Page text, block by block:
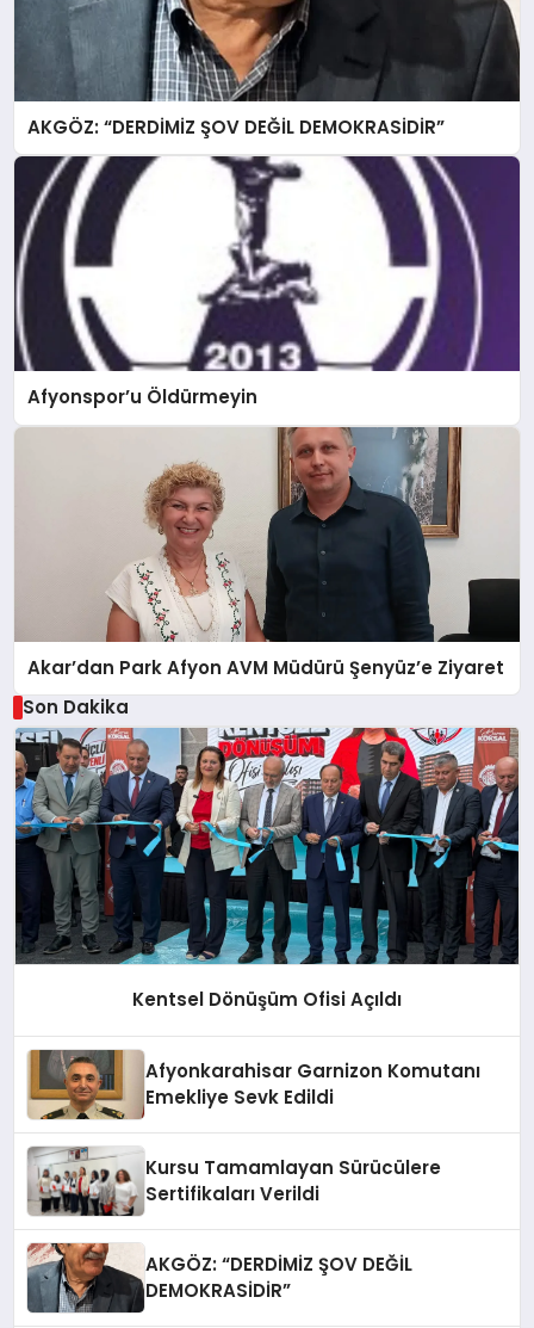
AKGÖZ: “DERDİMİZ ŞOV DEĞİL DEMOKRASİDİR”
Afyonspor’u Öldürmeyin
Akar’dan Park Afyon AVM Müdürü Şenyüz’e Ziyaret
Son Dakika
Kentsel Dönüşüm Ofisi Açıldı
Afyonkarahisar Garnizon Komutanı
Emekliye Sevk Edildi
Kursu Tamamlayan Sürücülere
Sertifikaları Verildi
AKGÖZ: “DERDİMİZ ŞOV DEĞİL
DEMOKRASİDİR”